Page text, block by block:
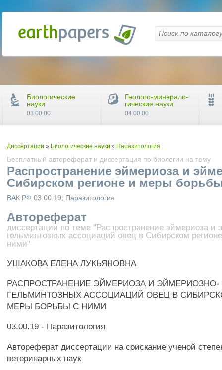
Диссертации » Биологические науки » Паразитология
Бесплатный автореферат и диссертация по биологии на тему
Распространение эймериоза и
Сибирском регионе и меры
ВАК РФ 03.00.19, Паразитология
Автореферат
диссертации по теме "Распространение эймериоза и
гельминтозных ассоциаций овец в Сибирском
ними"
УШАКОВА ЕЛЕНА ЛУКЬЯНОВНА
РАСПРОСТРАНЕНИЕ ЭЙМЕРИОЗА И ЭЙМЕРИОЗНО-
ГЕЛЬМИНТОЗНЫХ АССОЦИАЦИЙ ОВЕЦ В
МЕРЫ БОРЬБЫ С НИМИ
03.00.19 - Паразитология
Автореферат диссертации на соискание ученой
ветеринарных наук
Биологические
науки
03.00.00
Геолого-минерало-
гические науки
04.00.00